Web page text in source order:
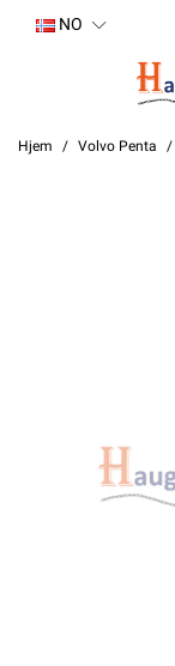
NO
Hjem Volvo Penta